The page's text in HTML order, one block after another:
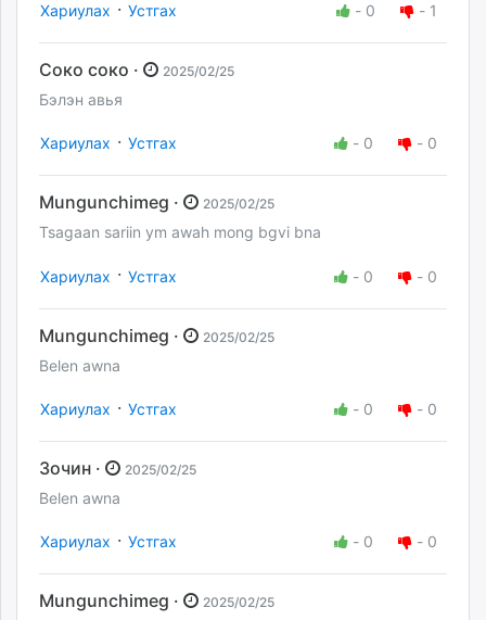
Хариулах · Устгах - 0 - 1
Соко соко · 2025/02/25
Бэлэн авья
Хариулах · Устгах - 0 - 0
Mungunchimeg · 2025/02/25
Tsagaan sariin ym awah mong bgvi bna
Хариулах · Устгах - 0 - 0
Mungunchimeg · 2025/02/25
Belen awna
Хариулах · Устгах - 0 - 0
Зочин · 2025/02/25
Belen awna
Хариулах · Устгах - 0 - 0
Mungunchimeg · 2025/02/25